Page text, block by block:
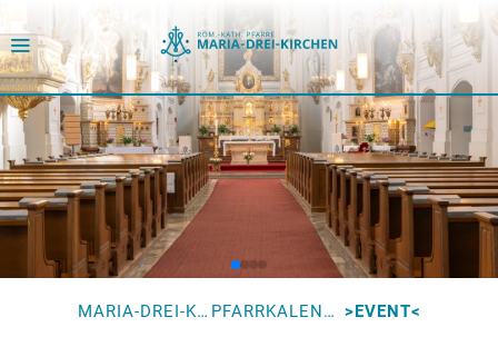
MARIA-DREI-KIRCHEN PFARRKALENDER EVENT